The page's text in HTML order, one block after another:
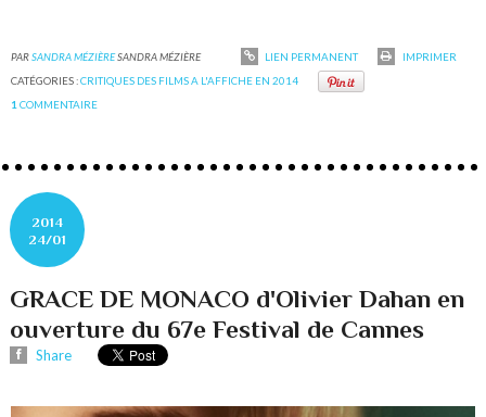
PARSANDRA MÉZIÈRESANDRA MÉZIÈRE LIEN PERMANENT
IMPRIMER
CATÉGORIES :CRITIQUES DES FILMS A L'AFFICHE EN 2014
1 COMMENTAIRE
2014
24/01
GRACE DE MONACO d'Olivier Dahan en
ouverture du 67e Festival de Cannes
Share